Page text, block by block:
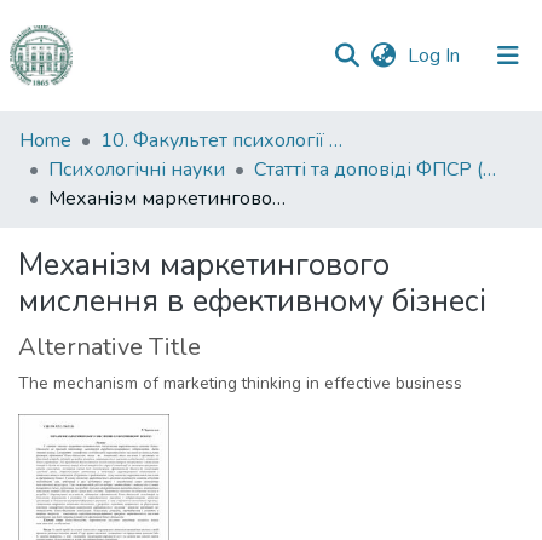
Log In (current)
Communities
&
Collections
Statistics
Home
10. Факультет психології та соціальної роботи
Психологічні науки
Статті та доповіді ФПСР (Психологічні науки)
Механізм маркетингового мислення в ефективному бізнесі
Механізм маркетингового
мислення в ефективному бізнесі
Alternative Title
The mechanism of marketing thinking in effective business